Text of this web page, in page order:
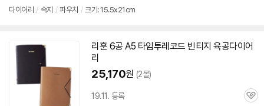
뷰
다이어리 / 속지 / 파우치 / 크기: 15.5x21cm
리훈 6공 A5 타임투레코드 빈티지 육공다이어
리
25,170원 (2몰)
19.11. 등록
관